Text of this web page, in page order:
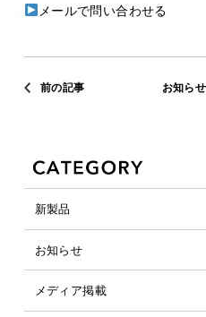
メールで問い合わせる
前の記事 お知ら
新製品
お知らせ
メディア掲載